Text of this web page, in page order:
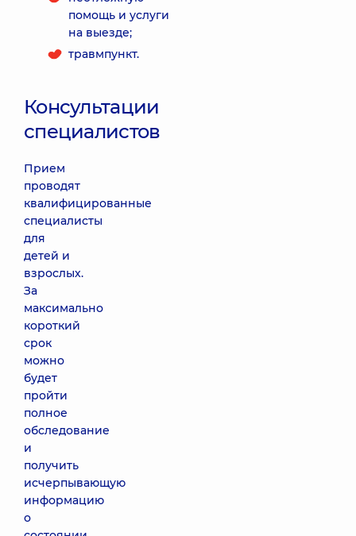
помощь и услуги
на выезде;
травмпункт.
Консультации
специалистов
Прием
проводят
квалифицированные
специалисты
для
детей и
взрослых.
За
максимально
короткий
срок
можно
будет
пройти
полное
обследование
и
получить
исчерпывающую
информацию
о